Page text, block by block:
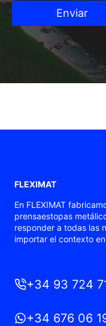
Enviar
FLEXIMAT
En FLEXIMAT
prensaestopas
responder a todas las
importar el contexto
+34 93 724
+34 676 06